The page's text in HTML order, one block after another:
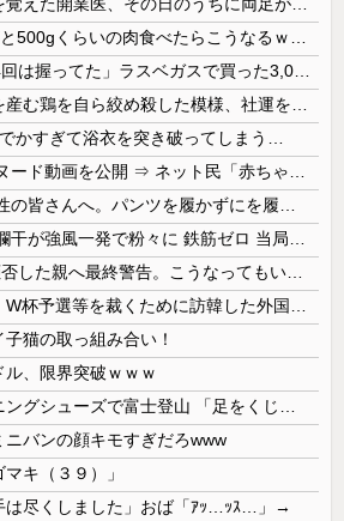
かすぎて浴衣を突き破ってしまう…
子猫の取っ組み合い！
ル、限界突破ｗｗｗ
ニバンの顔キモすぎだろwww
キ（３９）」
は尽くしました」おば「ｱｯ…ｯｽ…」→